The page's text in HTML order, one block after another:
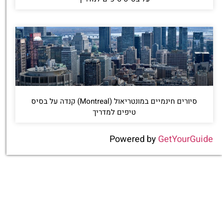
סיורים חינמיים במונטריאול (Montreal) קנדה על בסיס
טיפים למדריך
Powered byGetYourGuide